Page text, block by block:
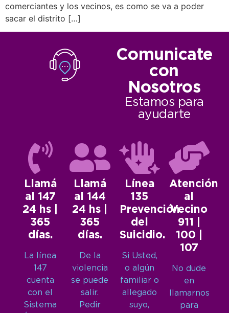
comerciantes y los vecinos, es como se va a poder
sacar el distrito […]
Comunicate
con
Nosotros
Estamos para
ayudarte
Llamá
al 147
24 hs |
365
días.
La línea
147
cuenta
con el
Sistema
Llamá
al 144
24 hs |
365
días.
De la
violencia
se puede
salir.
Pedir
Línea
135
Prevención
del
Suicidio.
Si Usted,
o algún
familiar o
allegado
suyo,
Atención
al
Vecino
911 |
100 |
107
No dude
en
llamarnos
para